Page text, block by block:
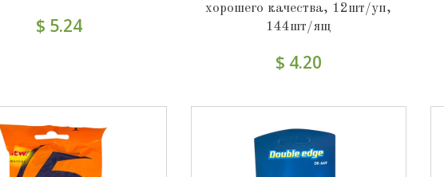
$ 5.24
хорошего качества, 12шт/уп,
144шт/ящ
$ 4.20